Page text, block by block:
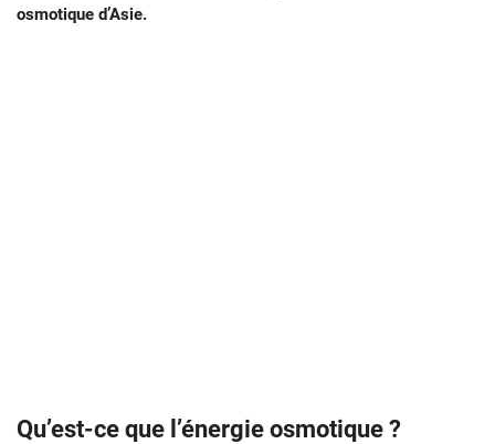
osmotique d’Asie.
Qu’est-ce que l’énergie osmotique ?